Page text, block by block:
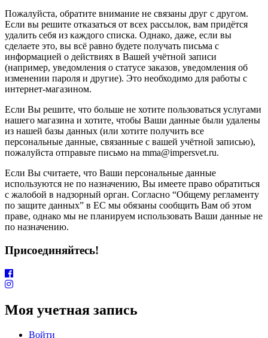
Пожалуйста, обратите внимание не связаны друг с другом.
Если вы решите отказаться от всех рассылок, вам придётся
удалить себя из каждого списка. Однако, даже, если вы
сделаете это, вы всё равно будете получать письма с
информацией о действиях в Вашей учётной записи
(например, уведомления о статусе заказов, уведомления об
изменении пароля и другие). Это необходимо для работы с
интернет-магазином.
Если Вы решите, что больше не хотите пользоваться услугами
нашего магазина и хотите, чтобы Ваши данные были удалены
из нашей базы данных (или хотите получить все
персональные данные, связанные с вашей учётной записью),
пожалуйста отправьте письмо на mma@impersvet.ru.
Если Вы считаете, что Ваши персональные данные
используются не по назначению, Вы имеете право обратиться
с жалобой в надзорный орган. Согласно “Общему регламенту
по защите данных” в ЕС мы обязаны сообщить Вам об этом
праве, однако мы не планируем использовать Ваши данные не
по назначению.
Присоединяйтесь!
Моя учетная запись
Войти